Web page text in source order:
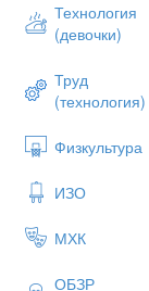
Технология
(девочки)
Труд
(технология)
Физкультура
ИЗО
МХК
ОБЗР